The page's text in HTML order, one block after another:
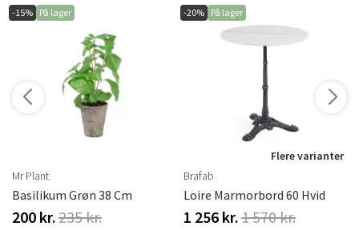
-15% På lager
Mr Plant
Basilikum Grøn 38 Cm
200 kr.235 kr.
-20% På lager
Flere varianter
Brafab
Loire Marmorbord 60 Hvid
1 256 kr.1 570 kr.